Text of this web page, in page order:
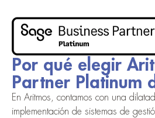
Por qué elegir
Partner Platinum
En Aritmos, contamos con una
implementación de sistemas de